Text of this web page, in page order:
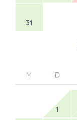
31
M D
1